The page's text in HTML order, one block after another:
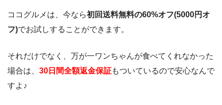
ココグルメは、今なら初回送料無料の60%オフ(5000円オ
フ)でお試しすることができます。
それだけでなく、万が一ワンちゃんが食べてくれなかった
場合は、 30日間全額返金保証もついているので安心なんで
すよ♪